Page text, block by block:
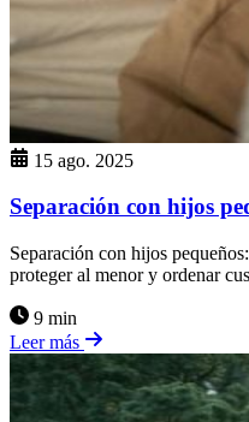
15 ago. 2025
Separación con hijos
Separación con hijos
proteger al menor y ordenar
9 min
Leer más